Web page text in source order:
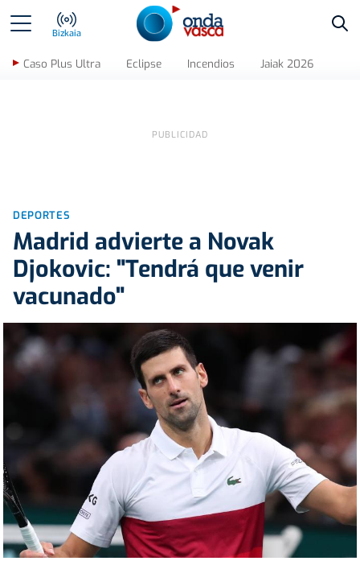
Bizkaia
Caso Plus Ultra Eclipse Incendios Jaiak 2026
DEPORTES
Madrid advierte a Novak
Djokovic: "Tendrá que venir
vacunado"